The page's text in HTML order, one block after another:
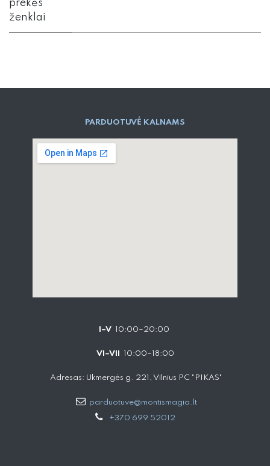
prekės
ženklai
PARD​UOTUVĖ​ KALNAMS
I–V 10:00–20:00
VI–VII 10:00–18:00
Adresas: Ukmergės g. 221, Vilnius PC "PIKAS"
parduotuve@montismagia.lt
+370 699 52012